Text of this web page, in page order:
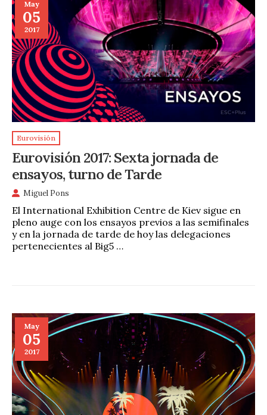
May
05
2017
Eurovisión
Eurovisión 2017: Sexta jornada de
ensayos, turno de Tarde
Miguel Pons
El International Exhibition Centre de Kiev sigue en
pleno auge con los ensayos previos a las semifinales
y en la jornada de tarde de hoy las delegaciones
pertenecientes al Big5 …
May
05
2017